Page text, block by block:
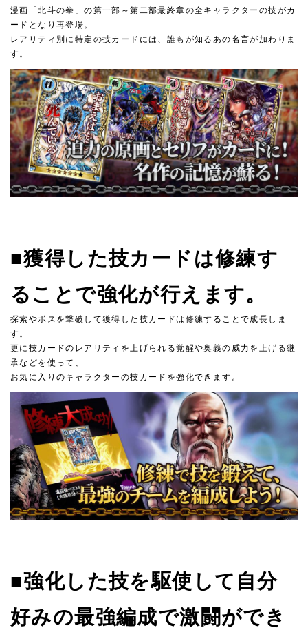
漫画「北斗の拳」の第一部～第二部最終章の全キャラクターの技がカ
ードとなり再登場。
レアリティ別に特定の技カードには、誰もが知るあの名言が加わりま
す。
■獲得した技カードは修練す
ることで強化が行えます。
探索やボスを撃破して獲得した技カードは修練することで成長しま
す。
更に技カードのレアリティを上げられる覚醒や奥義の威力を上げる継
承などを使って、
お気に入りのキャラクターの技カードを強化できます。
■強化した技を駆使して自分
好みの最強編成で激闘ができ